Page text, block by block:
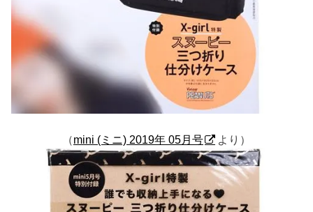
（mini (ミニ) 2019年 05月号 より）